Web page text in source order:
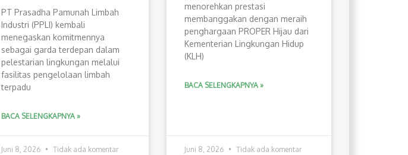
PT Prasadha Pamunah Limbah
Industri (PPLI) kembali
menegaskan komitmennya
sebagai garda terdepan dalam
pelestarian lingkungan melalui
fasilitas pengelolaan limbah
terpadu
BACA SELENGKAPNYA »
Juni 8, 2026 Tidak ada komentar
menorehkan prestasi
membanggakan dengan meraih
penghargaan PROPER Hijau dari
Kementerian Lingkungan Hidup
(KLH)
BACA SELENGKAPNYA »
Juni 8, 2026 Tidak ada komentar